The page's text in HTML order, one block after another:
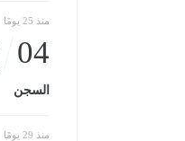
منذ 25 يومًا
04
السجن
منذ 29 يومًا